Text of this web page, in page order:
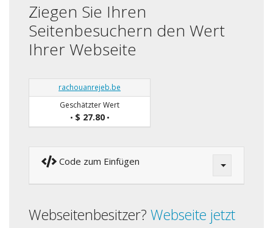
Ziegen Sie Ihren
Seitenbesuchern den Wert
Ihrer Webseite
rachouanrejeb.be
Geschätzter Wert
• $ 27.80•
Code zum Einfügen
Webseitenbesitzer? Webseite jetzt